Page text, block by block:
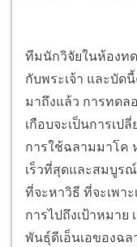
ทีมนักวิจัยในห้องท
กับพระเจ้า และบัด
มาถึงแล้ว การทดล
เกือบจะเป็นการเป
การใช้ฉลามมาโค
เร็วที่สุดและสมบูร
ที่จะหาวิธี ที่จะเพา
การไปถึงเป้าหมาย
พันธุ์ดีเอ็นเอของฉ